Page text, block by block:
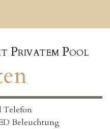
Privatem Pool
Telefon
Beleuchtung